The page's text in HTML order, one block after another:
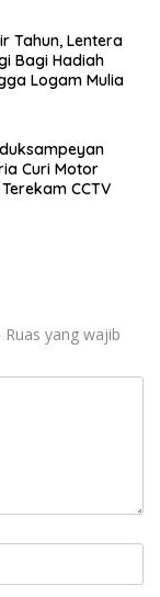
Tahun, Lentera
Bagi Hadiah
Logam Mulia
Curi Motor
CCTV
Ruas yang wajib